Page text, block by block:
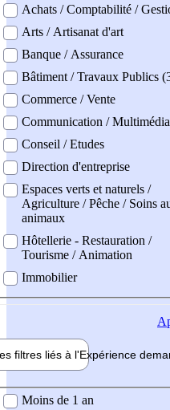
professionel
Achats / Comptabilité /
Arts / Artisanat d'art
Banque / Assurance
Bâtiment / Travaux Publics
Commerce / Vente
Communication / Multimédia
Conseil / Etudes
Direction d'entreprise
Espaces verts et naturels /
Agriculture / Pêche / Soins
animaux
Hôtellerie - Restauration /
Tourisme / Animation
Immobilier
filtres liés à l'Expérience
demandée
Moins de 1 an